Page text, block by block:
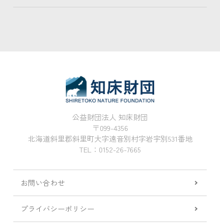
公益財団法人 知床財団
〒099-4356
北海道斜里郡斜里町大字遠音別村字岩宇別531番地
TEL：0152-26-7665
お問い合わせ
プライバシーポリシー